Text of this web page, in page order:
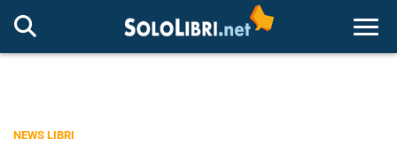
NEWS LIBRI